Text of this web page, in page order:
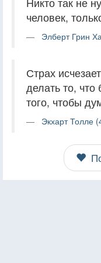
человек,
Элберт Грин
Страх
делать то, что
того, чтобы
Экхарт Толле